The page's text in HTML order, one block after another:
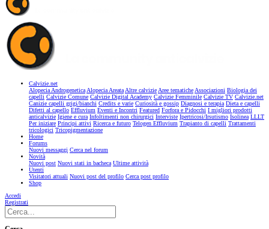
Calvizie.net
Alopecia AndrogeneticaAlopecia AreataAltre calvizieAree tematicheAssociazioni Biologia dei
capelli Calvizie Comune Calvizie Digital Academy Calvizie Femminile Calvizie TV Calvizie.net
Canizie capelli grigi/bianchi Credits e varie Curiosità e gossip Diagnosi e terapia Dieta e capelli
Difetti al capello Effluvium Eventi e Incontri Featured Forfora e Pidocchi I migliori prodotti
anticalvizie Igiene e cura Infoltimenti non chirurgici Interviste Ipertricosi/Irsutismo Isolinea LLLT
Per iniziare Principi attivi Ricerca e futuro Telogen Effluvium Trapianto di capelli Trattamenti
tricologici Tricopigmentazione
Home
Forums
Nuovi messaggi Cerca nel forum
Novità
Nuovi post Nuovi stati in bacheca Ultime attività
Utenti
Visitatori attuali Nuovi post del profilo Cerca post profilo
Shop
Accedi
Registrati